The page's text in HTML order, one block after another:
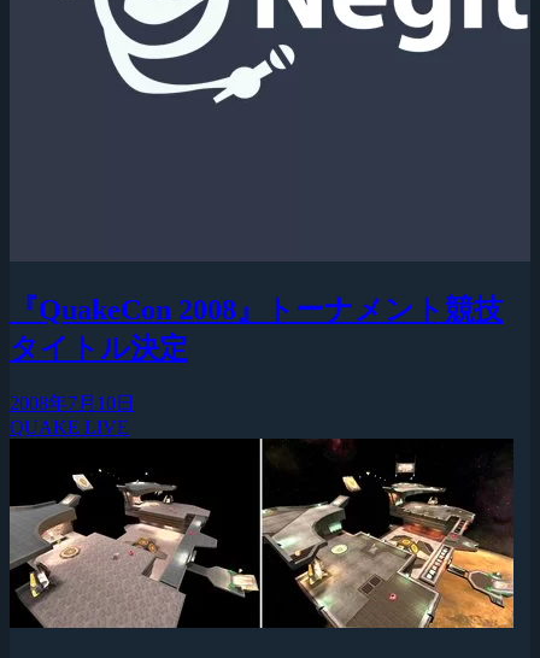
『QuakeCon 2008』トーナメント競技
タイトル決定
2008年7月10日
QUAKE LIVE